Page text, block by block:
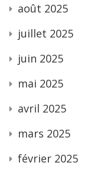
août 2025
juillet 2025
juin 2025
mai 2025
avril 2025
mars 2025
février 2025